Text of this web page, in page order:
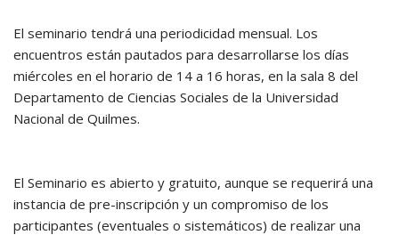
El seminario tendrá una periodicidad mensual. Los
encuentros están pautados para desarrollarse los días
miércoles en el horario de 14 a 16 horas, en la sala 8 del
Departamento de Ciencias Sociales de la Universidad
Nacional de Quilmes.
El Seminario es abierto y gratuito, aunque se requerirá una
instancia de pre-inscripción y un compromiso de los
participantes (eventuales o sistemáticos) de realizar una